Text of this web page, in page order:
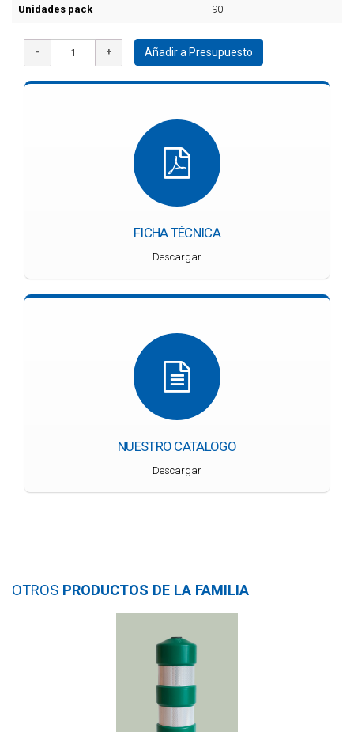
Unidades pack 90
Añadir a Presupuesto
FICHA TÉCNICA
Descargar
NUESTRO CATALOGO
Descargar
OTROS PRODUCTOS DE LA FAMILIA